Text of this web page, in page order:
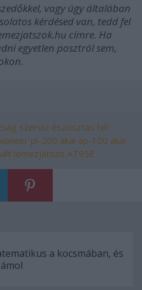
vagy úgy általában
kérdésed van, tedd fel
címre. Ha
egyetlen posztról sem,
szerviz észosztás hifi
pl-200 akai ap-100 akai
lemezjátszó AT95E
a kocsmában, és